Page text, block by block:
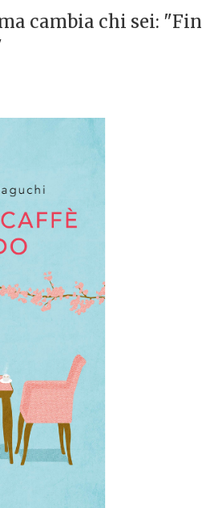
cambia chi sei: